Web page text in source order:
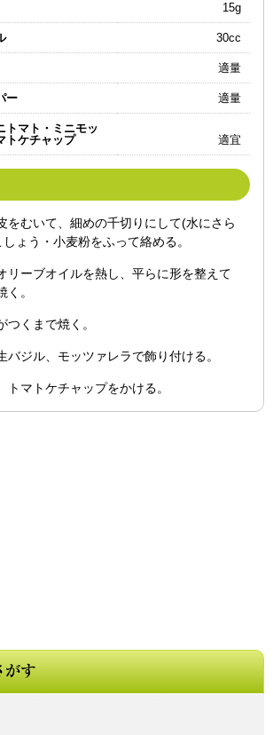
15g
30cc
適量
ー 適量
トマト・ミニモッ
トケチャップ
適宜
をむいて、細めの千切りにして(水にさら
ょう・小麦粉をふって絡める。
リーブオイルを熱し、平らに形を整えて
く。
つくまで焼く。
バジル、モッツァレラで飾り付ける。
トマトケチャップをかける。